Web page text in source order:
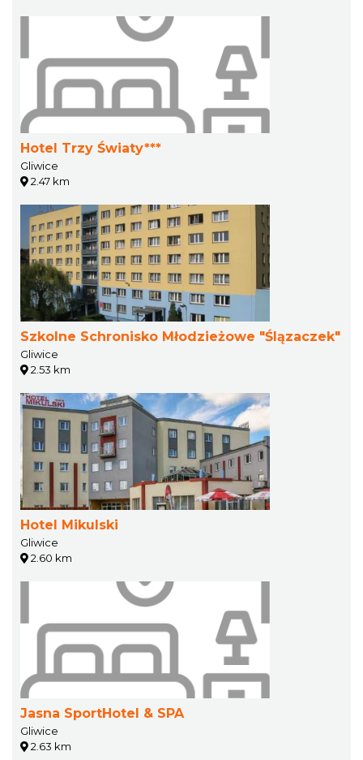
Hotel Trzy Światy***
Gliwice
2.47 km
Szkolne Schronisko Młodzieżowe "Ślązaczek"
Gliwice
2.53 km
Hotel Mikulski
Gliwice
2.60 km
Jasna SportHotel & SPA
Gliwice
2.63 km